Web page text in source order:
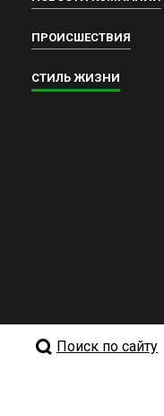
ПРОИСШЕСТВИЯ
СТИЛЬ ЖИЗНИ
Поиск по сайту